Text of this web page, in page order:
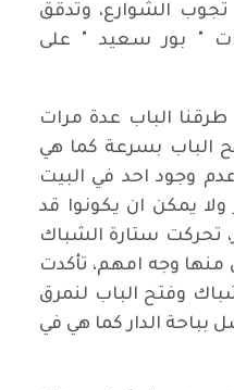
تجوب الشوارع، وتدقق
" بور سعيد " على
الباب عدة مرات
الباب بسرعة كما هي
وجود احد في البيت
ولا يمكن ان يكونوا قد
تحركت ستارة الشباك
وجه امهم، تأكدت
وفتح الباب لنمرق
بباحة الدار كما هي في